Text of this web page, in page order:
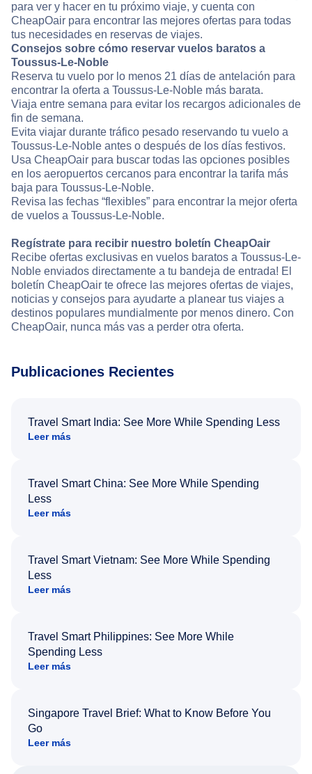
para ver y hacer en tu próximo viaje, y cuenta con
CheapOair para encontrar las mejores ofertas para todas
tus necesidades en reservas de viajes.
Consejos sobre cómo reservar vuelos baratos a
Toussus-Le-Noble
Reserva tu vuelo por lo menos 21 días de antelación para
encontrar la oferta a Toussus-Le-Noble más barata.
Viaja entre semana para evitar los recargos adicionales de
fin de semana.
Evita viajar durante tráfico pesado reservando tu vuelo a
Toussus-Le-Noble antes o después de los días festivos.
Usa CheapOair para buscar todas las opciones posibles
en los aeropuertos cercanos para encontrar la tarifa más
baja para Toussus-Le-Noble.
Revisa las fechas “flexibles” para encontrar la mejor oferta
de vuelos a Toussus-Le-Noble.
Regístrate para recibir nuestro boletín CheapOair
Recibe ofertas exclusivas en vuelos baratos a Toussus-Le-
Noble enviados directamente a tu bandeja de entrada! El
boletín CheapOair te ofrece las mejores ofertas de viajes,
noticias y consejos para ayudarte a planear tus viajes a
destinos populares mundialmente por menos dinero. Con
CheapOair, nunca más vas a perder otra oferta.
Publicaciones Recientes
Travel Smart India: See More While Spending Less
Leer más
Travel Smart China: See More While Spending
Less
Leer más
Travel Smart Vietnam: See More While Spending
Less
Leer más
Travel Smart Philippines: See More While
Spending Less
Leer más
Singapore Travel Brief: What to Know Before You
Go
Leer más